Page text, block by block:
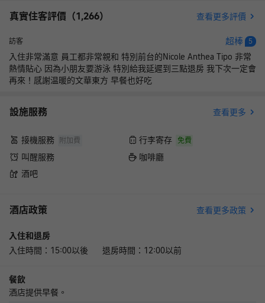
真實住客評價（1,266） 查看更多評價
訪客 超棒 5
入住非常滿意 員工都非常親和 特別前台的Nicole Anthea Tipo 非常
熱情貼心 因為小朋友要游泳 特別給我延遲到三點退房 我下次一定會
再來！感謝温暖的文華東方 早餐也好吃
設施服務 查看更多
接機服務 附加費 行李寄存 免費
叫醒服務
咖啡廳
酒吧
酒店政策 查看更多政策
入住和退房
入住時間：15:00以後 退房時間：12:00以前
餐飲
酒店提供早餐。